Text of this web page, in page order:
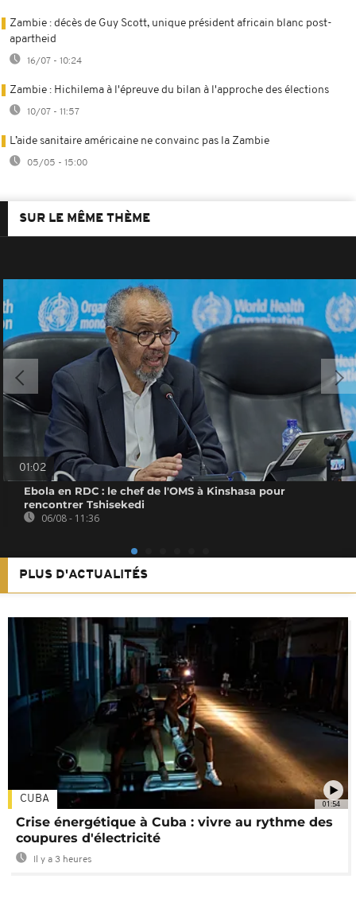
Zambie : décès de Guy Scott, unique président africain blanc post-
apartheid
16/07 - 10:24
Zambie : Hichilema à l'épreuve du bilan à l'approche des élections
10/07 - 11:57
L’aide sanitaire américaine ne convainc pas la Zambie
05/05 - 15:00
SUR LE MÊME THÈME
01:02
Ebola en RDC : le chef de l'OMS à Kinshasa pour
rencontrer Tshisekedi
06/08 - 11:36
PLUS D'ACTUALITÉS
01:54
CUBA
Crise énergétique à Cuba : vivre au rythme des
coupures d'électricité
Il y a 3 heures